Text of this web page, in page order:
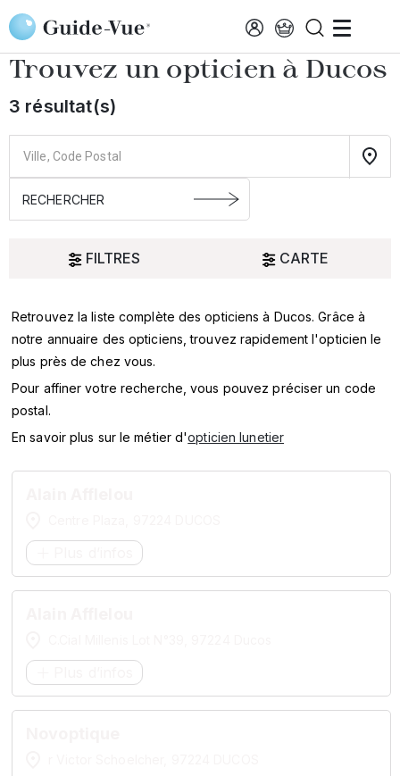
Aller au contenu principal
Accueil Choisir mon opticien
Trouvez un opticien à Ducos
3 résultat(s)
FILTRES CARTE
Oui
SERVICES
MARQUES
Retrouvez la liste complète des opticiens à Ducos. Grâce à
notre annuaire des opticiens, trouvez rapidement l'opticien le
plus près de chez vous.
Pour affiner votre recherche, vous pouvez préciser un code
postal.
En savoir plus sur le métier d'opticien lunetier